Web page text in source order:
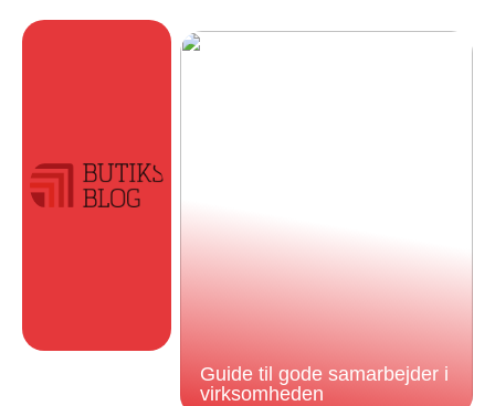
Guide til gode samarbejder i
virksomheden